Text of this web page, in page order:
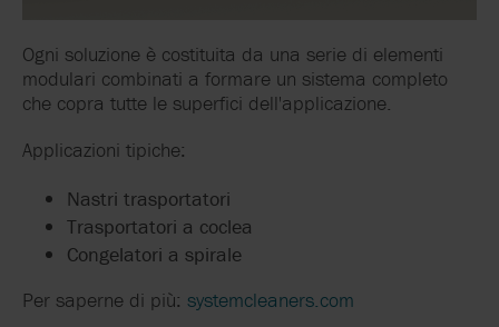
Ogni soluzione è costituita da una serie di elementi
modulari combinati a formare un sistema completo
che copra tutte le superfici dell'applicazione.
Applicazioni tipiche:
Nastri trasportatori
Trasportatori a coclea
Congelatori a spirale
Per saperne di più: systemcleaners.com